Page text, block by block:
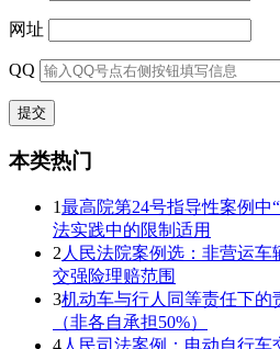
网址
QQ
本类热门
1最高院第24号指导性案例中
法实践中的限制适用
2 人民法院案例选：非营运车
交强险理赔范围
3机动车与行人同等责任下的
（非各自承担50%）
4人民司法案例：电动自行